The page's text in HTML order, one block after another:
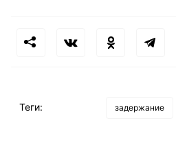
Теги: задержание